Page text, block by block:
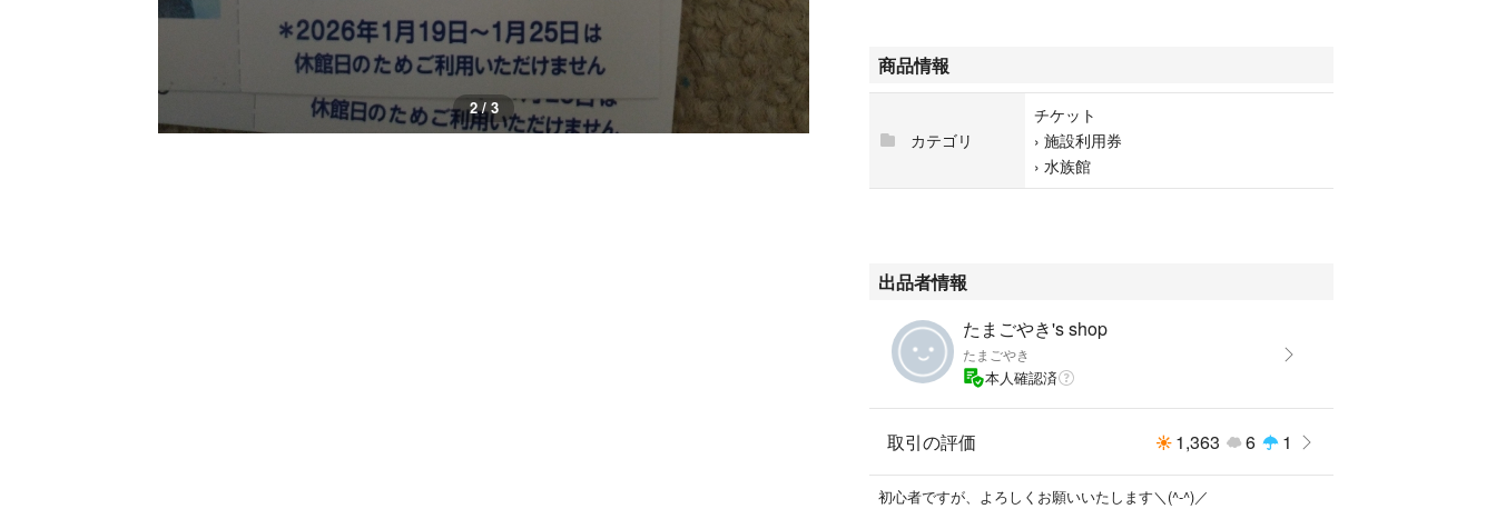
3 / 3
商品情報
カテゴリ
チケット
› 施設利用券
› 水族館
出品者情報
たまごやき's shop
たまごやき
本人確認済
取引の評価 1,363 6 1
初心者ですが、よろしくお願いいたします＼(^-^)／